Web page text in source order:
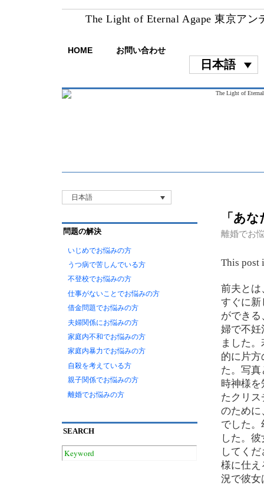
The Light of Eternal Agape 東京アン
HOME お問い合わせ
日本語
「あ
離婚でお
This post
前夫とは
すぐに新
ができ
婦で不妊
ました
的に片
た。写
時神様
たクリ
のために
でした
した。
してく
様に仕え
況で彼女
日本語
問題の解決
いじめでお悩みの方
うつ病で苦しんでいる方
不登校でお悩みの方
仕事がないことでお悩みの方
借金問題でお悩みの方
夫婦関係にお悩みの方
家庭内不和でお悩みの方
家庭内暴力でお悩みの方
自殺を考えている方
親子関係でお悩みの方
離婚でお悩みの方
SEARCH